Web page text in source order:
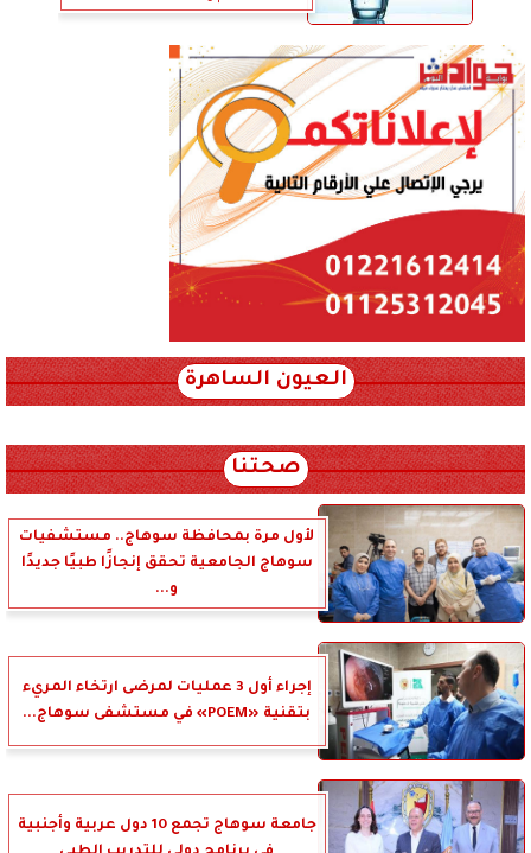
العيون الساهرة
صحتنا
لأول مرة بمحافظة سوهاج.. مستشفيات
سوهاج الجامعية تحقق إنجازًا طبيًا جديدًا
و...
إجراء أول 3 عمليات لمرضى ارتخاء المريء
بتقنية «POEM» في مستشفى سوهاج...
جامعة سوهاج تجمع 10 دول عربية وأجنبية